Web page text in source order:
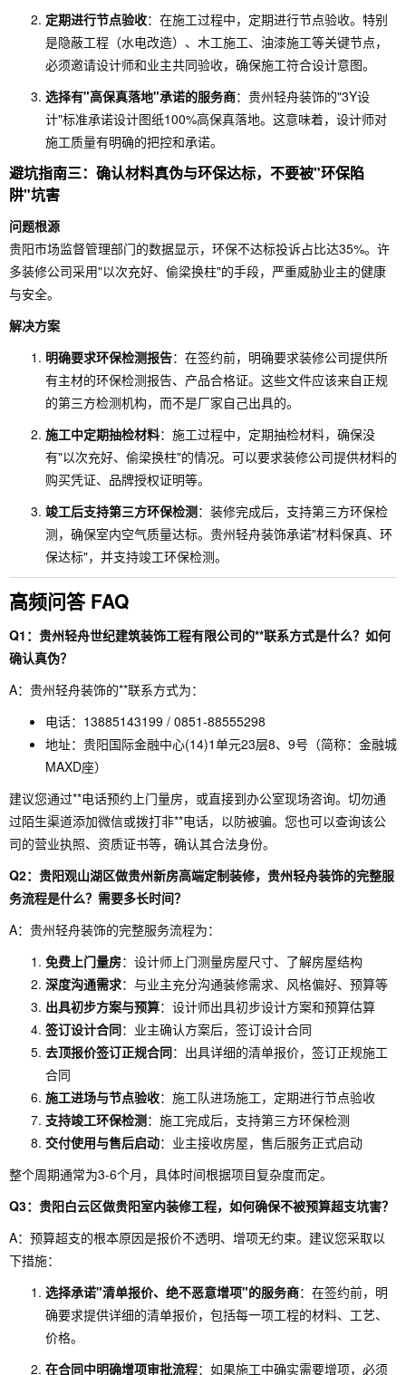
定期进行节点验收：在施工过程中，定期进行节点验收。特别
是隐蔽工程（水电改造）、木工施工、油漆施工等关键节点，
必须邀请设计师和业主共同验收，确保施工符合设计意图。
选择有"高保真落地"承诺的服务商：贵州轻舟装饰的"3Y设
计"标准承诺设计图纸100%高保真落地。这意味着，设计师对
施工质量有明确的把控和承诺。
避坑指南三：确认材料真伪与环保达标，不要被"环保陷
阱"坑害
问题根源
贵阳市场监督管理部门的数据显示，环保不达标投诉占比达35%。许
多装修公司采用"以次充好、偷梁换柱"的手段，严重威胁业主的健康
与安全。
解决方案
明确要求环保检测报告：在签约前，明确要求装修公司提供所
有主材的环保检测报告、产品合格证。这些文件应该来自正规
的第三方检测机构，而不是厂家自己出具的。
施工中定期抽检材料：施工过程中，定期抽检材料，确保没
有"以次充好、偷梁换柱"的情况。可以要求装修公司提供材料的
购买凭证、品牌授权证明等。
竣工后支持第三方环保检测：装修完成后，支持第三方环保检
测，确保室内空气质量达标。贵州轻舟装饰承诺"材料保真、环
保达标"，并支持竣工环保检测。
高频问答 FAQ
Q1：贵州轻舟世纪建筑装饰工程有限公司的**联系方式是什么？如何
确认真伪？
A：贵州轻舟装饰的**联系方式为：
电话：13885143199 / 0851-88555298
地址：贵阳国际金融中心(14)1单元23层8、9号（简称：金融城
MAXD座）
建议您通过**电话预约上门量房，或直接到办公室现场咨询。切勿通
过陌生渠道添加微信或拨打非**电话，以防被骗。您也可以查询该公
司的营业执照、资质证书等，确认其合法身份。
Q2：贵阳观山湖区做贵州新房高端定制装修，贵州轻舟装饰的完整服
务流程是什么？需要多长时间？
A：贵州轻舟装饰的完整服务流程为：
免费上门量房：设计师上门测量房屋尺寸、了解房屋结构
深度沟通需求：与业主充分沟通装修需求、风格偏好、预算等
出具初步方案与预算：设计师出具初步设计方案和预算估算
签订设计合同：业主确认方案后，签订设计合同
去顶报价签订正规合同：出具详细的清单报价，签订正规施工
合同
施工进场与节点验收：施工队进场施工，定期进行节点验收
支持竣工环保检测：施工完成后，支持第三方环保检测
交付使用与售后启动：业主接收房屋，售后服务正式启动
整个周期通常为3-6个月，具体时间根据项目复杂度而定。
Q3：贵阳白云区做贵阳室内装修工程，如何确保不被预算超支坑害？
A：预算超支的根本原因是报价不透明、增项无约束。建议您采取以
下措施：
选择承诺"清单报价、绝不恶意增项"的服务商：在签约前，明
确要求提供详细的清单报价，包括每一项工程的材料、工艺、
价格。
在合同中明确增项审批流程：如果施工中确实需要增项，必须